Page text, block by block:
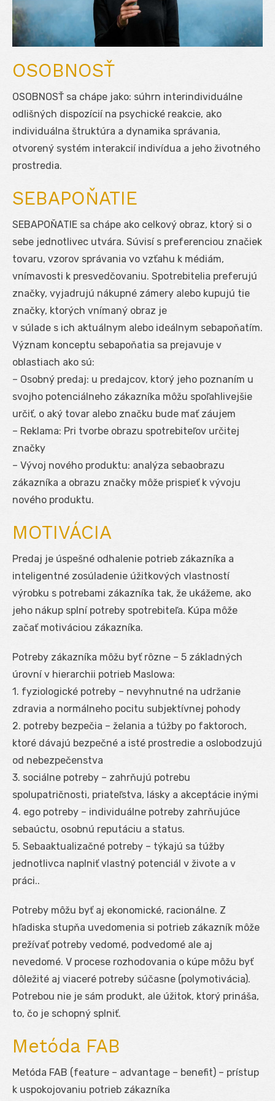
OSOBNOSŤ
OSOBNOSŤ sa chápe jako: súhrn interindividuálne
odlišných dispozícií na psychické reakcie, ako
individuálna štruktúra a dynamika správania,
otvorený systém interakcií indivídua a jeho životného
prostredia.
SEBAPOŇATIE
SEBAPOŇATIE sa chápe ako celkový obraz, ktorý si o
sebe jednotlivec utvára. Súvisí s preferenciou značiek
tovaru, vzorov správania vo vzťahu k médiám,
vnímavosti k presvedčovaniu. Spotrebitelia preferujú
značky, vyjadrujú nákupné zámery alebo kupujú tie
značky, ktorých vnímaný obraz je
v súlade s ich aktuálnym alebo ideálnym sebapoňatím.
Význam konceptu sebapoňatia sa prejavuje v
oblastiach ako sú:
– Osobný predaj: u predajcov, ktorý jeho poznaním u
svojho potenciálneho zákazníka môžu spoľahlivejšie
určiť, o aký tovar alebo značku bude mať záujem
– Reklama: Pri tvorbe obrazu spotrebiteľov určitej
značky
– Vývoj nového produktu: analýza sebaobrazu
zákazníka a obrazu značky môže prispieť k vývoju
nového produktu.
MOTIVÁCIA
Predaj je úspešné odhalenie potrieb zákazníka a
inteligentné zosúladenie úžitkových vlastností
výrobku s potrebami zákazníka tak, že ukážeme, ako
jeho nákup splní potreby spotrebiteľa. Kúpa môže
začať motiváciou zákazníka.
Potreby zákazníka môžu byť rôzne – 5 základných
úrovní v hierarchii potrieb Maslowa:
1. fyziologické potreby – nevyhnutné na udržanie
zdravia a normálneho pocitu subjektívnej pohody
2. potreby bezpečia – želania a túžby po faktoroch,
ktoré dávajú bezpečné a isté prostredie a oslobodzujú
od nebezpečenstva
3. sociálne potreby – zahrňujú potrebu
spolupatričnosti, priateľstva, lásky a akceptácie inými
4. ego potreby – individuálne potreby zahrňujúce
sebaúctu, osobnú reputáciu a status.
5. Sebaaktualizačné potreby – týkajú sa túžby
jednotlivca naplniť vlastný potenciál v živote a v
práci..
Potreby môžu byť aj ekonomické, racionálne. Z
hľadiska stupňa uvedomenia si potrieb zákazník môže
prežívať potreby vedomé, podvedomé ale aj
nevedomé. V procese rozhodovania o kúpe môžu byť
dôležité aj viaceré potreby súčasne (polymotivácia).
Potrebou nie je sám produkt, ale úžitok, ktorý prináša,
to, čo je schopný splniť.
Metóda FAB
Metóda FAB (feature – advantage – benefit) – prístup
k uspokojovaniu potrieb zákazníka